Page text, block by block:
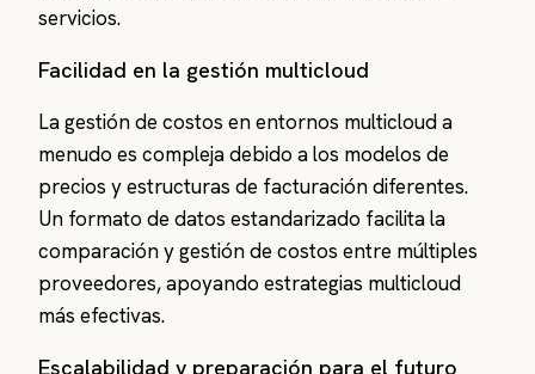
servicios.
Facilidad en la gestión multicloud
La gestión de costos en entornos multicloud a
menudo es compleja debido a los modelos de
precios y estructuras de facturación diferentes.
Un formato de datos estandarizado facilita la
comparación y gestión de costos entre múltiples
proveedores, apoyando estrategias multicloud
más efectivas.
Escalabilidad y preparación para el futuro